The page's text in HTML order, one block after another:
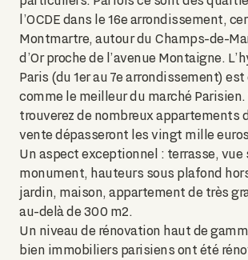
l’OCDE dans le 16e arrondissement,
Montmartre, autour du Champs-de-
d’Or proche de l’avenue Montaigne.
Paris (du 1er au 7e arrondissement)
comme le meilleur du marché Parisien.
trouverez de nombreux appartements
vente dépasseront les vingt mille
Un aspect exceptionnel : terrasse, vue
monument, hauteurs sous plafond
jardin, maison, appartement de très
au-delà de 300 m2.
Un niveau de rénovation haut de
bien immobiliers parisiens ont été